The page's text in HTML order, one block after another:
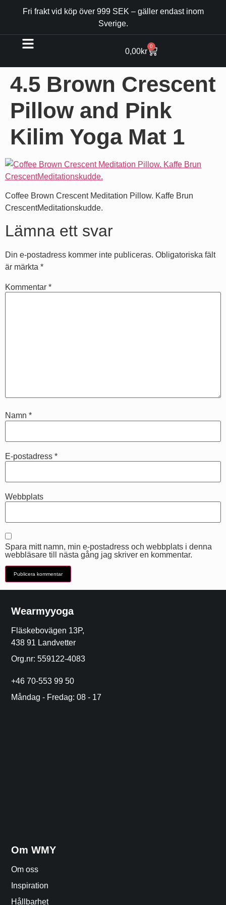
Fri frakt vid köp över 999 SEK – gäller endast inom
Sverige.
0,00kr
0
4.5 Brown Crescent
Pillow and Pink
Kilim Yoga Mat 1
Coffee Brown Crescent Meditation Pillow. Kaffe Brun
CrescentMeditationskudde.
Lämna ett svar
Din e-postadress kommer inte publiceras. Obligatoriska fält
är märkta *
Kommentar *
Namn *
E-postadress *
Webbplats
Spara mitt namn, min e-postadress och webbplats i denna
webbläsare till nästa gång jag skriver en kommentar.
Wearmyyoga
Fläskebovägen 13P,
438 91 Landvetter
Org.nr: 559122-4083
+46 70-553 99 50
Måndag - Fredag: 08 - 17
Om WMY
Om oss
Inspiration
Hållbarhet